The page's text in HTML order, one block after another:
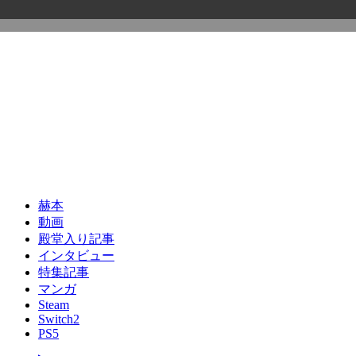
赫本
動画
殿堂入り記事
インタビュー
特集記事
マンガ
Steam
Switch2
PS5